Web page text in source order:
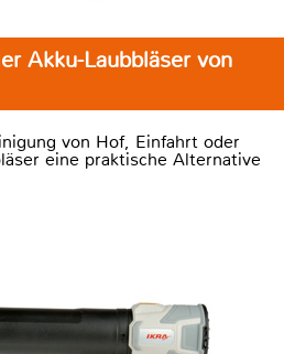
Akku-Laubbläser von
von Hof, Einfahrt oder
eine praktische Alternative